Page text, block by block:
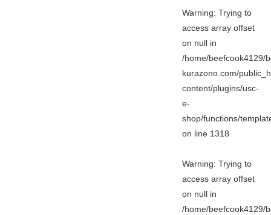
Warning: Trying to
access array offset
on null in
/home/beefcook4129/
kurazono.com/
content/plugins/usc-
e-
shop/functions/
on line 1318
Warning: Trying to
access array offset
on null in
/home/beefcook4129/